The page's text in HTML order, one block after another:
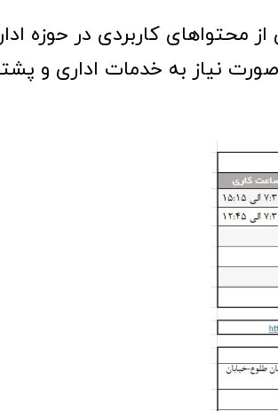
کاربردی در حوزه
صورت نیاز به خدمات اداری و